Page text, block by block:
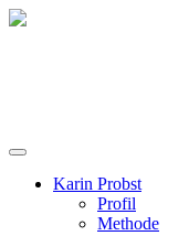
Karin Probst
Profil
Methode